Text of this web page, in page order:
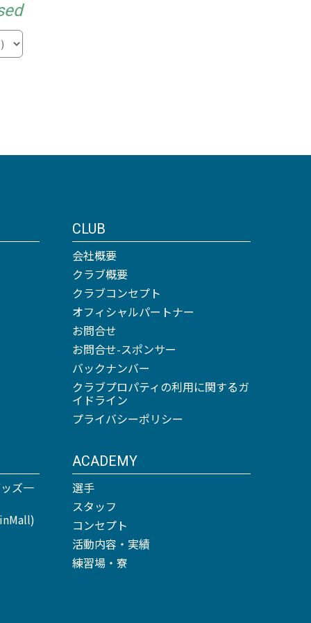
ズ一
ACADEMY
選手
スタッフ
コンセプト
活動内容・実績
練習場・寮
CLUB
会社概要
クラブ概要
クラブコンセプト
オフィシャルパートナー
お問合せ
お問合せ-スポンサー
バックナンバー
クラブプロパティの利用に関するガ
イドライン
プライバシーポリシー